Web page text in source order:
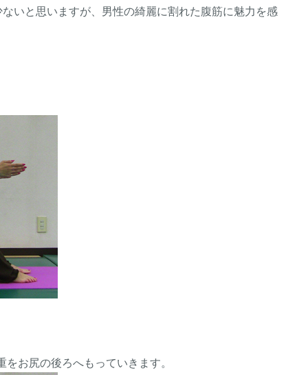
いと思いますが、男性の綺麗に割れた腹筋に魅力を感
お尻の後ろへもっていきます。